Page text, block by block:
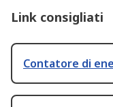
Link consigliati
Contatore di